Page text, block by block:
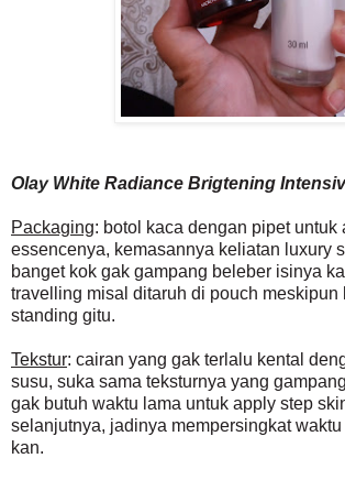
Olay White Radiance Brigtening
Packaging: botol kaca dengan pipet untuk
essencenya, kemasannya keliatan luxury
banget kok gak gampang beleber isinya
travelling misal ditaruh di pouch meskipun
standing gitu.
Tekstur: cairan yang gak terlalu kental
susu, suka sama teksturnya yang
gak butuh waktu lama untuk apply step
selanjutnya, jadinya mempersingkat
kan.